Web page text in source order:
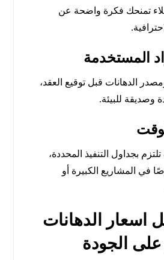
تمنحك فكرة واضحة عن
الدهانات قبل توقيع العقد،
وصديقة للبيئة.
بجداول التنفيذ المحددة،
في المشاريع الكبيرة أو
اسعار الدهانات
على الجودة